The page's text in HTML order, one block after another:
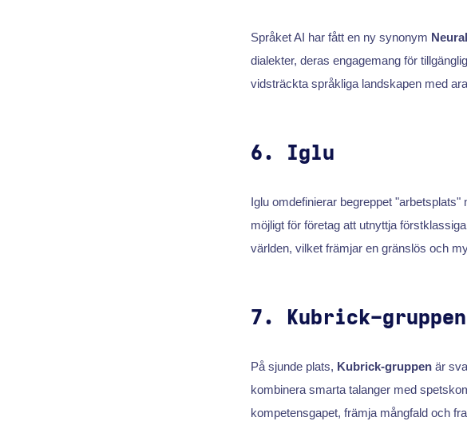
Språket AI har fått en ny synonym
dialekter, deras engagemang för
vidsträckta språkliga landskapen med
6. Iglu
Iglu omdefinierar begreppet
möjligt för företag att utnyttja
världen, vilket främjar en gränslös och
7. Kubrick-gruppen
På sjunde plats, Kubrick-gruppen är
kombinera smarta talanger med
kompetensgapet, främja mångfald och